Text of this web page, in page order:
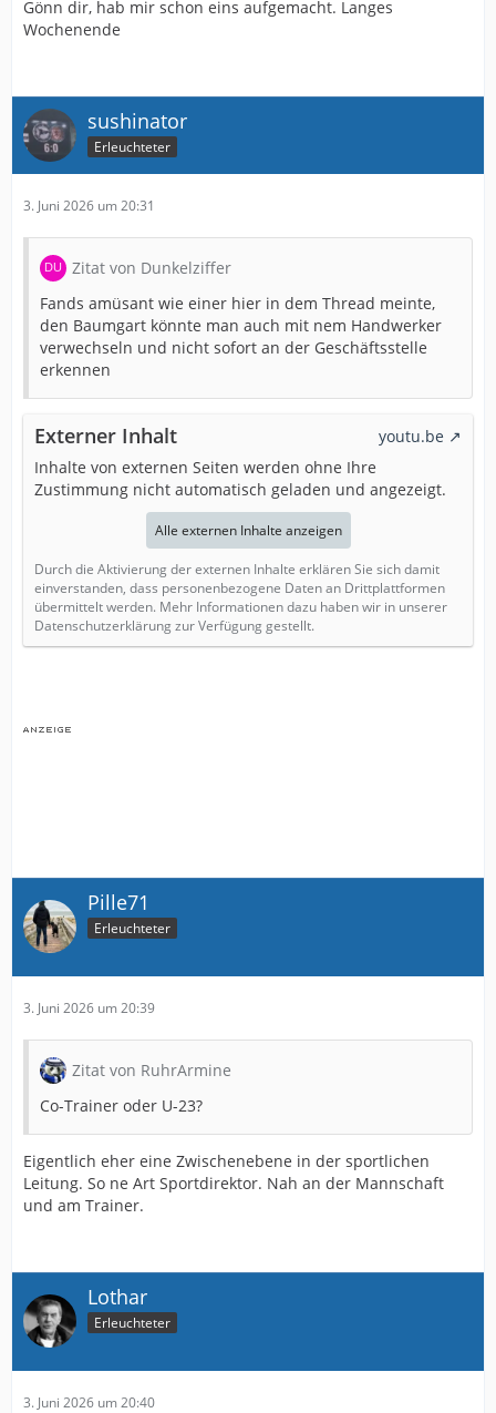
Gönn dir, hab mir schon eins aufgemacht. Langes
Wochenende
sushinator
Erleuchteter
3. Juni 2026 um 20:31
Zitat von Dunkelziffer
Fands amüsant wie einer hier in dem Thread meinte,
den Baumgart könnte man auch mit nem Handwerker
verwechseln und nicht sofort an der Geschäftsstelle
erkennen
Externer Inhalt
youtu.be
Inhalte von externen Seiten werden ohne Ihre
Zustimmung nicht automatisch geladen und angezeigt.
Alle externen Inhalte anzeigen
Durch die Aktivierung der externen Inhalte erklären Sie sich damit
einverstanden, dass personenbezogene Daten an Drittplattformen
übermittelt werden. Mehr Informationen dazu haben wir in unserer
Datenschutzerklärung zur Verfügung gestellt.
Pille71
Erleuchteter
3. Juni 2026 um 20:39
Zitat von RuhrArmine
Co-Trainer oder U-23?
Eigentlich eher eine Zwischenebene in der sportlichen
Leitung. So ne Art Sportdirektor. Nah an der Mannschaft
und am Trainer.
Lothar
Erleuchteter
3. Juni 2026 um 20:40